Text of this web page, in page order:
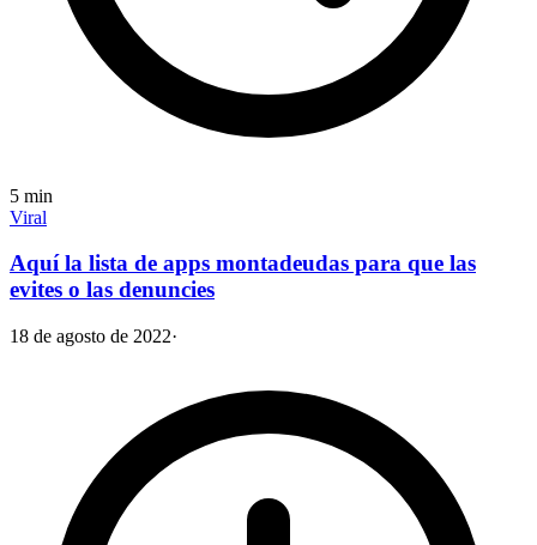
5 min
Viral
Aquí la lista de apps montadeudas para que las
evites o las denuncies
18 de agosto de 2022·